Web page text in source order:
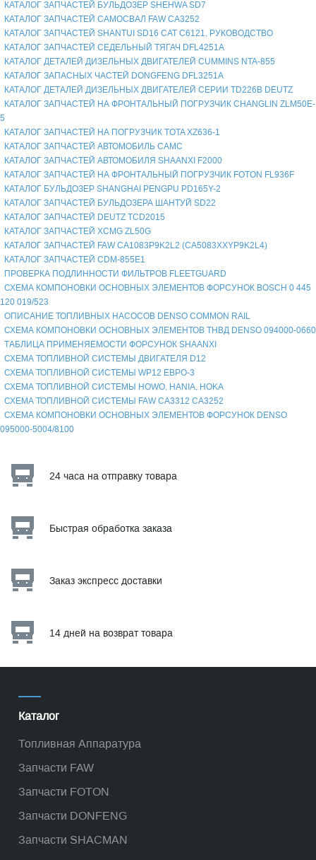
КАТАЛОГ ЗАПЧАСТЕЙ БУЛЬДОЗЕР SHEHWA SD7
КАТАЛОГ ЗАПЧАСТЕЙ САМОСВАЛ FAW СА3252
КАТАЛОГ ЗАПЧАСТЕЙ SHANTUI SD16 CAT C6121, РУКОВОДСТВО
КАТАЛОГ ЗАПЧАСТЕЙ СЕДЕЛЬНЫЙ ТЯГАЧ DFL4251A
КАТАЛОГ ДЕТАЛЕЙ ДИЗЕЛЬНЫХ ДВИГАТЕЛЕЙ CUMMINS NTA-855
КАТАЛОГ ЗАПАСНЫХ ЧАСТЕЙ DONGFENG DFL3251A
КАТАЛОГ ДЕТАЛЕЙ ДИЗЕЛЬНЫХ ДВИГАТЕЛЕЙ СЕРИИ TD226B DEUTZ
КАТАЛОГ ЗАПЧАСТЕЙ НА ФРОНТАЛЬНЫЙ ПОГРУЗЧИК CHANGLIN ZLM50E-
5
КАТАЛОГ ЗАПЧАСТЕЙ НА ПОГРУЗЧИК TOTA XZ636-1
КАТАЛОГ ЗАПЧАСТЕЙ АВТОМОБИЛЬ CAMC
КАТАЛОГ ЗАПЧАСТЕЙ АВТОМОБИЛЯ SHAANXI F2000
КАТАЛОГ ЗАПЧАСТЕЙ НА ФРОНТАЛЬНЫЙ ПОГРУЗЧИК FOTON FL936F
КАТАЛОГ БУЛЬДОЗЕР SHANGHAI PENGPU PD165Y-2
КАТАЛОГ ЗАПЧАСТЕЙ БУЛЬДОЗЕРА ШАНТУЙ SD22
КАТАЛОГ ЗАПЧАСТЕЙ DEUTZ TCD2015
КАТАЛОГ ЗАПЧАСТЕЙ XCMG ZL50G
КАТАЛОГ ЗАПЧАСТЕЙ FAW CA1083P9K2L2 (CA5083XXYP9K2L4)
КАТАЛОГ ЗАПЧАСТЕЙ CDM-855E1
ПРОВЕРКА ПОДЛИННОСТИ ФИЛЬТРОВ FLEETGUARD
СХЕМА КОМПОНОВКИ ОСНОВНЫХ ЭЛЕМЕНТОВ ФОРСУНОК BOSCH 0 445
120 019/523
ОПИСАНИЕ ТОПЛИВНЫХ НАСОСОВ DENSO COMMON RAIL
СХЕМА КОМПОНОВКИ ОСНОВНЫХ ЭЛЕМЕНТОВ ТНВД DENSO 094000-0660
ТАБЛИЦА ПРИМЕНЯЕМОСТИ ФОРСУНОК SHAANXI
СХЕМА ТОПЛИВНОЙ СИСТЕМЫ ДВИГАТЕЛЯ D12
СХЕМА ТОПЛИВНОЙ СИСТЕМЫ WP12 ЕВРО-3
СХЕМА ТОПЛИВНОЙ СИСТЕМЫ HOWO, HANIA, HOKA
СХЕМА ТОПЛИВНОЙ СИСТЕМЫ FAW CA3312 CA3252
СХЕМА КОМПОНОВКИ ОСНОВНЫХ ЭЛЕМЕНТОВ ФОРСУНОК DENSO
095000-5004/8100
24 часа на отправку товара
Быстрая обработка заказа
Заказ экспресс доставки
14 дней на возврат товара
Каталог
Топливная Аппаратура
Запчасти FAW
Запчасти FOTON
Запчасти DONFENG
Запчасти SHACMAN